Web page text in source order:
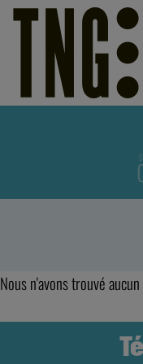
Nous n'avons trouvé